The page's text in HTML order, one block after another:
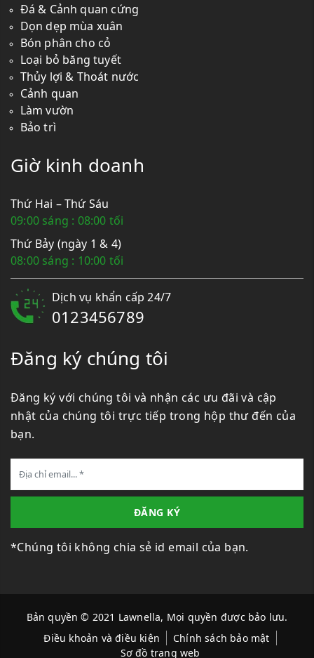
Đá & Cảnh quan cứng
Dọn dẹp mùa xuân
Bón phân cho cỏ
Loại bỏ băng tuyết
Thủy lợi & Thoát nước
Cảnh quan
Làm vườn
Bảo trì
Giờ kinh doanh
Thứ Hai – Thứ Sáu
09:00 sáng : 08:00 tối
Thứ Bảy (ngày 1 & 4)
08:00 sáng : 10:00 tối
Dịch vụ khẩn cấp 24/7
0123456789
Đăng ký chúng tôi
Đăng ký với chúng tôi và nhận các ưu đãi và cập
nhật của chúng tôi trực tiếp trong hộp thư đến của
bạn.
ĐĂNG KÝ
*Chúng tôi không chia sẻ id email của bạn.
Bản quyền © 2021 Lawnella, Mọi quyền được bảo lưu.
Điều khoản và điều kiện
Chính sách bảo mật
Sơ đồ trang web